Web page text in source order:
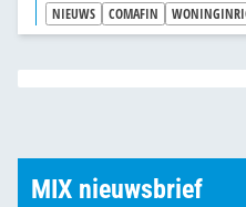
NIEUWS COMAFIN
MIX nieuwsbrief